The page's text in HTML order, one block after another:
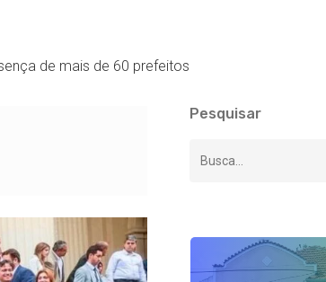
de mais de 60 prefeitos
Pesquisar